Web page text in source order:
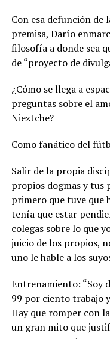
Con esa defunción de
premisa, Darío
filosofía a donde sea
de “proyecto de
¿Cómo se llega a
preguntas sobre el
Nieztche?
Como fanático del
Salir de la propia
propios dogmas y tus
primero que tuve que
tenía que estar
colegas sobre lo que
juicio de los propios,
uno le hable a los
Entrenamiento: “Soy
99 por ciento trabajo
Hay que romper con
un gran mito que